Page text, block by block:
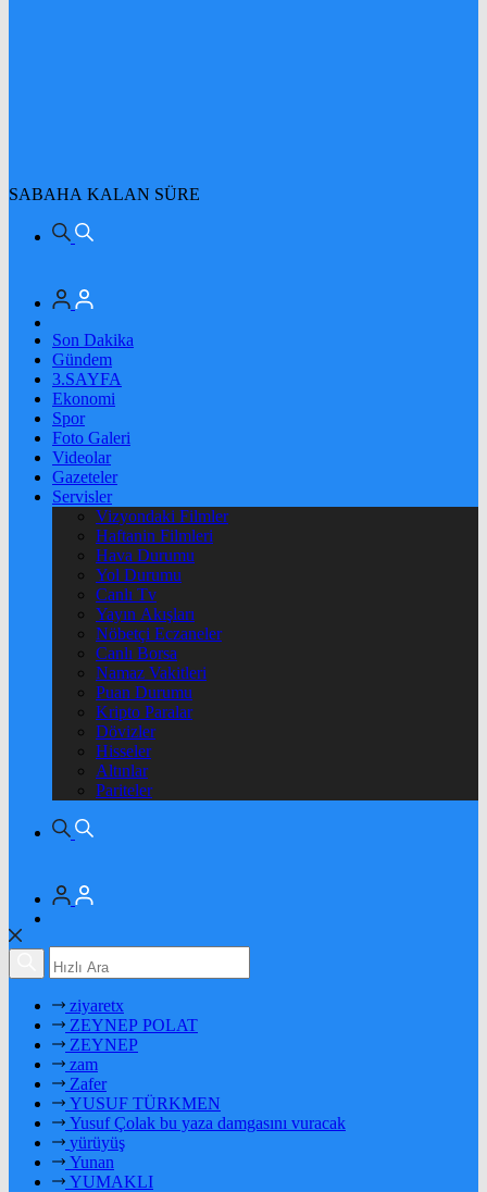
SABAHA KALAN SÜRE
Son Dakika
Gündem
3.SAYFA
Ekonomi
Spor
Foto Galeri
Videolar
Gazeteler
Servisler
Vizyondaki Filmler
Haftanin Filmleri
Hava Durumu
Yol Durumu
Canlı Tv
Yayın Akışları
Nöbetçi Eczaneler
Canlı Borsa
Namaz Vakitleri
Puan Durumu
Kripto Paralar
Dövizler
Hisseler
Altınlar
Pariteler
ziyaretx
ZEYNEP POLAT
ZEYNEP
zam
Zafer
YUSUF TÜRKMEN
Yusuf Çolak bu yaza damgasını vuracak
yürüyüş
Yunan
YUMAKLI